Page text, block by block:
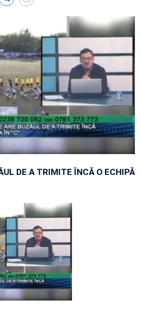
DE A TRIMITE ÎNCĂ O ECHIPĂ